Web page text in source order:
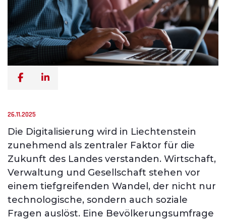
26.11.2025
Die Digitalisierung wird in Liechtenstein
zunehmend als zentraler Faktor für die
Zukunft des Landes verstanden. Wirtschaft,
Verwaltung und Gesellschaft stehen vor
einem tiefgreifenden Wandel, der nicht nur
technologische, sondern auch soziale
Fragen auslöst. Eine Bevölkerungsumfrage